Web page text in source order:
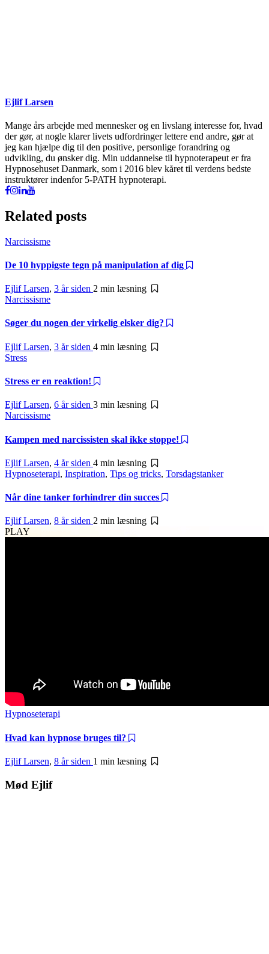
Ejlif Larsen
Mange års arbejde med mennesker og en livslang interesse for, hvad
der gør, at nogle klarer livets udfordringer lettere end andre, gør at
jeg kan hjælpe dig til den positive, personlige forandring og
udvikling, du ønsker dig. Min uddannelse til hypnoterapeut er fra
Hypnosehuset Danmark, som i 2016 blev kåret til verdens bedste
instruktører indenfor 5-PATH hypnoterapi.
Related posts
Narcissisme
De 10 hyppigste tegn på manipulation af dig
Ejlif Larsen, 3 år siden 2 min læsning
Narcissisme
Søger du nogen der virkelig elsker dig?
Ejlif Larsen, 3 år siden 4 min læsning
Stress
Stress er en reaktion!
Ejlif Larsen, 6 år siden 3 min læsning
Narcissisme
Kampen med narcissisten skal ikke stoppe!
Ejlif Larsen, 4 år siden 4 min læsning
Hypnoseterapi, Inspiration, Tips og tricks, Torsdagstanker
Når dine tanker forhindrer din succes
Ejlif Larsen, 8 år siden 2 min læsning
PLAY
Hypnoseterapi
Hvad kan hypnose bruges til?
Ejlif Larsen, 8 år siden 1 min læsning
Mød Ejlif